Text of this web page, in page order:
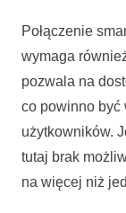
Połączenie
wymaga
pozwala na
co powinno być
użytkowników.
tutaj brak
na więcej niż